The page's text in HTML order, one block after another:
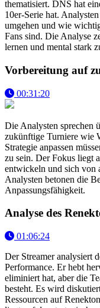
thematisiert. DNS hat
10er-Serie hat.
umgehen und wie
Fans sind. Die Analyse
lernen und mental stark
Vorbereitung auf
00:31:20
Die Analysten sprechen
zukünftige Turniere wie
Strategie anpassen
zu sein. Der Fokus liegt
entwickeln und sich von
Analysten betonen die
Anpassungsfähigkeit.
Analyse des
01:06:24
Der Streamer analysiert
Performance. Er hebt
eliminiert hat, aber die
besteht. Es wird
Ressourcen auf